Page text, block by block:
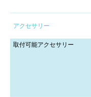
アクセサリー
取付可能アクセサリー